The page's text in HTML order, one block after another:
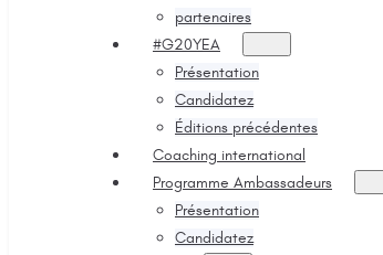
partenaires
#G20YEA
Présentation
Candidatez
Éditions précédentes
Coaching international
Programme Ambassadeurs
Présentation
Candidatez